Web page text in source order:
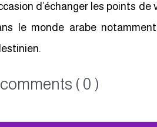
d’échanger les points de
le monde arabe
( 0 )